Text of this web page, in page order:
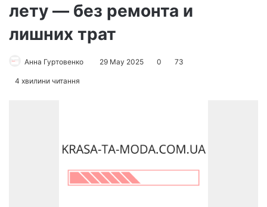
лету — без ремонта и
лишних трат
Анна Гуртовенко 29 May 2025 0 73
4 хвилини читання